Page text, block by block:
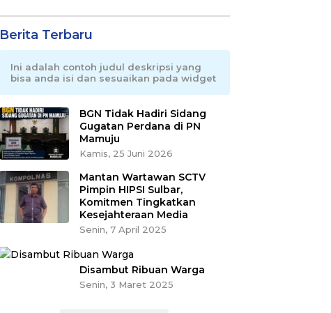
Berita Terbaru
Ini adalah contoh judul deskripsi yang
bisa anda isi dan sesuaikan pada widget
BGN Tidak Hadiri Sidang
Gugatan Perdana di PN
Mamuju
Kamis, 25 Juni 2026
Mantan Wartawan SCTV
Pimpin HIPSI Sulbar,
Komitmen Tingkatkan
Kesejahteraan Media
Senin, 7 April 2025
Disambut Ribuan Warga
Senin, 3 Maret 2025